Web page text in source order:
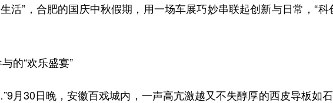
”，合肥的国庆中秋假期，用一场车展巧妙串联起创新与日常，“科
的“欢乐盛宴”
30日晚，安徽百戏城内，一声高亢激越又不失醇厚的西皮导板如石